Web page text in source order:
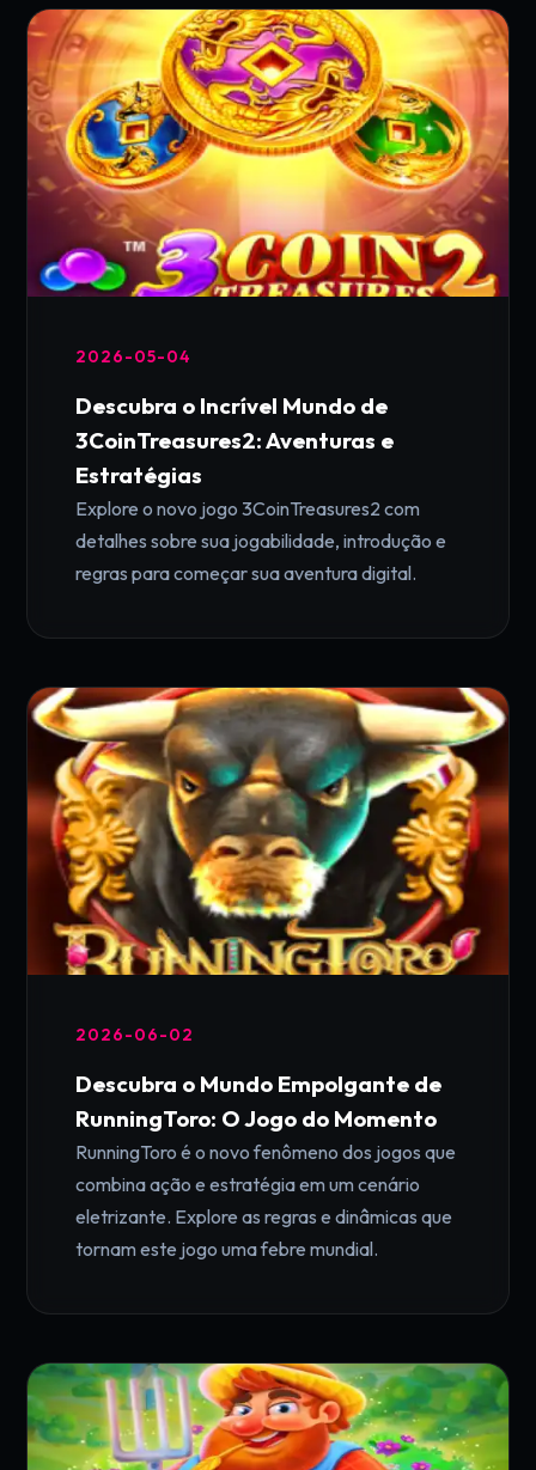
2026-05-04
Descubra o Incrível Mundo de
3CoinTreasures2: Aventuras e
Estratégias
Explore o novo jogo 3CoinTreasures2 com
detalhes sobre sua jogabilidade, introdução e
regras para começar sua aventura digital.
2026-06-02
Descubra o Mundo Empolgante de
RunningToro: O Jogo do Momento
RunningToro é o novo fenômeno dos jogos que
combina ação e estratégia em um cenário
eletrizante. Explore as regras e dinâmicas que
tornam este jogo uma febre mundial.